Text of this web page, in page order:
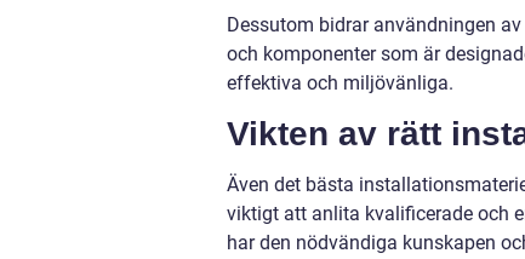
Dessutom bidrar användningen
och komponenter som är
effektiva och miljövänliga.
Vikten av rätt
Även det bästa
viktigt att anlita kvalificerade och
har den nödvändiga kunskapen